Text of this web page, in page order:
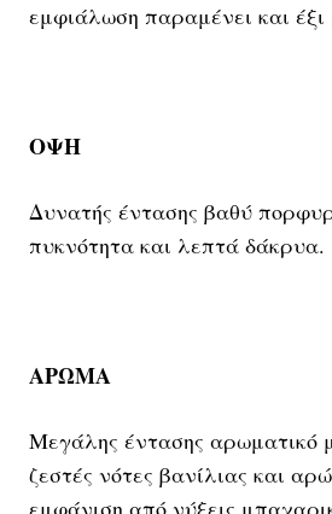
εμφιάλωση παραμένει και
ΟΨΗ
Δυνατής έντασης βαθύ
πυκνότητα και λεπτά δάκρυα.
ΑΡΩΜΑ
Μεγάλης έντασης αρωματικό
ζεστές νότες βανίλιας και
εμφάνιση από νύξεις